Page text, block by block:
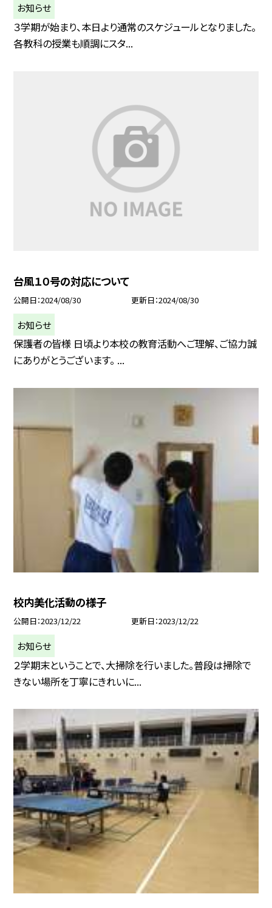
お知らせ
３学期が始まり、本日より通常のスケジュールとなりました。
各教科の授業も順調にスタ...
台風１０号の対応について
公開日 2024/08/30 更新日 2024/08/30
お知らせ
保護者の皆様 日頃より本校の教育活動へご理解、ご協力誠
にありがとうございます。 ...
校内美化活動の様子
公開日 2023/12/22 更新日 2023/12/22
お知らせ
２学期末ということで、大掃除を行いました。普段は掃除で
きない場所を丁寧にきれいに...